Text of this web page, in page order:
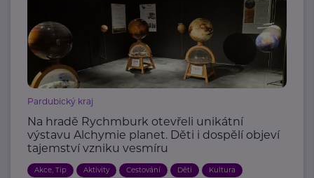
Pardubický kraj
Na hradě Rychmburk otevřeli unikátní
výstavu Alchymie planet. Děti i dospělí objeví
tajemství vzniku vesmíru
Akce, Tip Aktivity Cestování Děti Kultura